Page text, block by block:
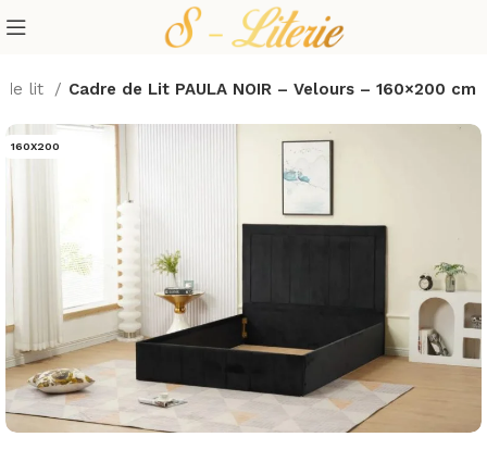
de lit Cadre de Lit PAULA NOIR – Velours – 160×200 cm
160X200